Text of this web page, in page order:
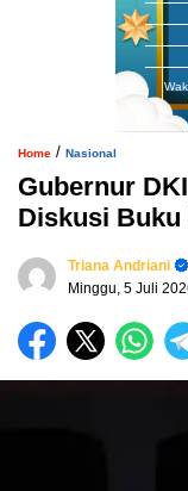
Home / Nasional
Gubernur
Diskusi Buku
Triana Andriani
Minggu, 5 Juli